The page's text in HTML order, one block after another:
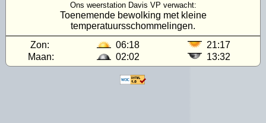
Ons weerstation Davis VP verwacht:
Toenemende bewolking met kleine
temperatuursschommelingen.
Zon:
06:18
21:17
Maan:
02:02 13:32